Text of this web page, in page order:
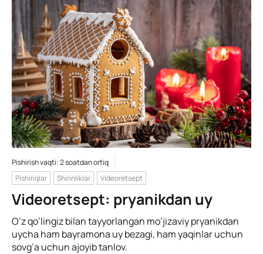
Pishirish vaqti: 2 soatdan ortiq
Pishiriqlar
Shirinliklar Videoretsept
Videoretsept: pryanikdan uy
O’z qo’lingiz bilan tayyorlangan mo’jizaviy pryanikdan
uycha ham bayramona uy bezagi, ham yaqinlar uchun
sovg’a uchun ajoyib tanlov.